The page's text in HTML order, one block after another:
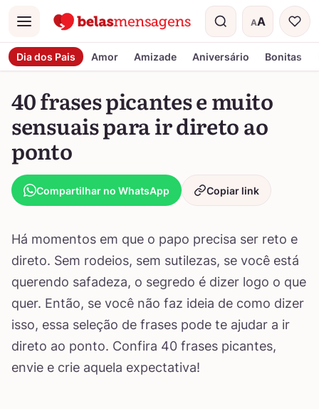
Menu AA
Tamanho do
Dia dos Pais Amor Amizade Aniversário Bonitas
40 frases picantes e muito
sensuais para ir direto ao
ponto
Compartilhar no WhatsApp Copiar link
Há momentos em que o papo precisa ser reto e
direto. Sem rodeios, sem sutilezas, se você está
querendo safadeza, o segredo é dizer logo o que
quer. Então, se você não faz ideia de como dizer
isso, essa seleção de frases pode te ajudar a ir
direto ao ponto. Confira 40 frases picantes,
envie e crie aquela expectativa!